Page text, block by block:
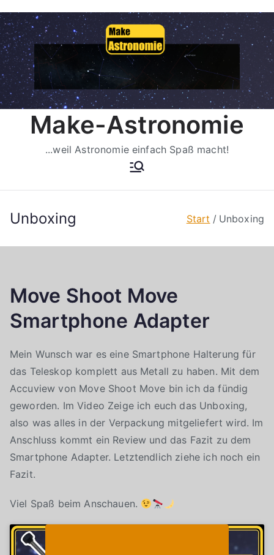
Inhalt
springen
Make-Astronomie
...weil Astronomie einfach Spaß macht!
Unboxing Start Unboxing
Move Shoot Move
Smartphone Adapter
Mein Wunsch war es eine Smartphone Halterung für
das Teleskop komplett aus Metall zu haben. Mit dem
Accuview von Move Shoot Move bin ich da fündig
geworden. Im Video Zeige ich euch das Unboxing,
also was alles in der Verpackung mitgeliefert wird. Im
Anschluss kommt ein Review und das Fazit zu dem
Smartphone Adapter. Letztendlich ziehe ich noch ein
Fazit.
Viel Spaß beim Anschauen.